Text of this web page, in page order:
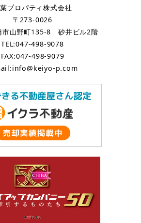
プロパティ株式会社
〒273-0026
市山野町135-8 砂井ビル2階
TEL:047-498-9078
FAX:047-498-9079
p.com